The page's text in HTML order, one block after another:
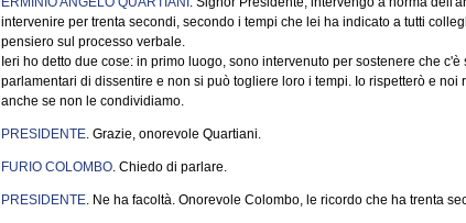
intervenire per trenta secondi, secondo i tempi che lei ha indicato a tutti
pensiero sul processo verbale.
Ieri ho detto due cose: in primo luogo, sono intervenuto per sostenere che
parlamentari di dissentire e non si può togliere loro i tempi. Io rispetterò e
anche se non le condividiamo.
PRESIDENTE. Grazie, onorevole Quartiani.
FURIO COLOMBO. Chiedo di parlare.
PRESIDENTE. Ne ha facoltà. Onorevole Colombo, le ricordo che ha trenta